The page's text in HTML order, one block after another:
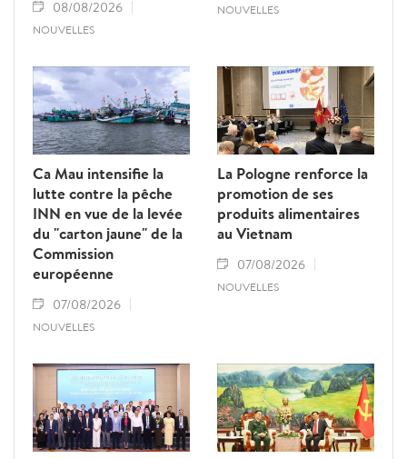
08/08/2026
NOUVELLES
NOUVELLES
Ca Mau intensifie la
lutte contre la pêche
INN en vue de la levée
du "carton jaune" de la
Commission
européenne
07/08/2026
NOUVELLES
La Pologne renforce la
promotion de ses
produits alimentaires
au Vietnam
07/08/2026
NOUVELLES